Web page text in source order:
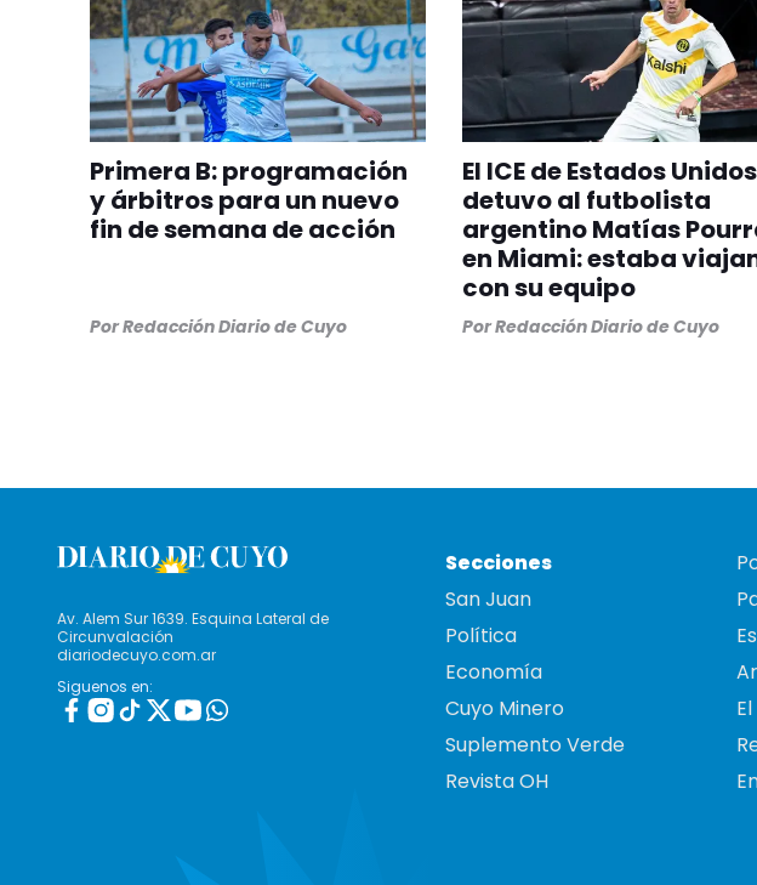
Primera B: programación
y árbitros para un nuevo
fin de semana de acción
PorRedacción Diario de Cuyo
El ICE de Estados Unidos
detuvo al futbolista
argentino Matías
en Miami: estaba
con su equipo
PorRedacción Diario de Cuyo
Av. Alem Sur 1639. Esquina Lateral de
Circunvalación
diariodecuyo.com.ar
Siguenos en:
Secciones
San Juan
Política
Economía
Cuyo Minero
Suplemento Verde
Revista OH